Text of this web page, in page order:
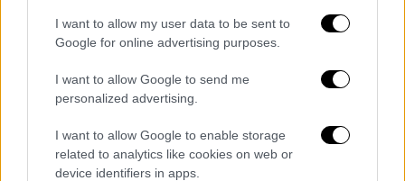
I want to allow my user data to be sent to
Google for online advertising purposes.
I want to allow Google to send me
personalized advertising.
I want to allow Google to enable storage
related to analytics like cookies on web or
device identifiers in apps.